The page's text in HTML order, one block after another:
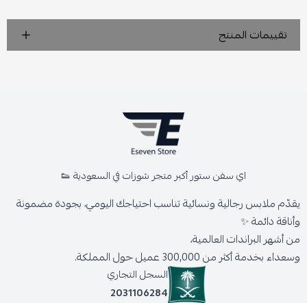
تقييمات المنتج
اي سفن ستور أكبر متجر شوزات في السعودية 👟
يقدّم ملابس رجالية ونسائية تناسب احتياجك اليومي، بجودة مضمونة
وأناقة دائمة ✨
من أشهر البراندات العالمية،
وسعداء بخدمة أكثر من 300,000 عميل حول المملكة.
السجل التجاري
2031106284